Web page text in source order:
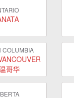
COLUMBIA
哥华